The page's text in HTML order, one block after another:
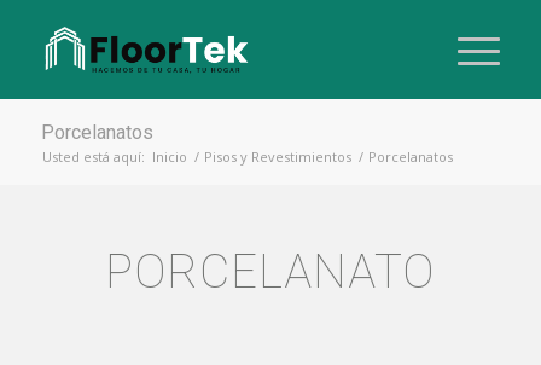
Porcelanatos
Usted está aquí: Inicio / Pisos y Revestimientos / Porcelanatos
PORCELANATO